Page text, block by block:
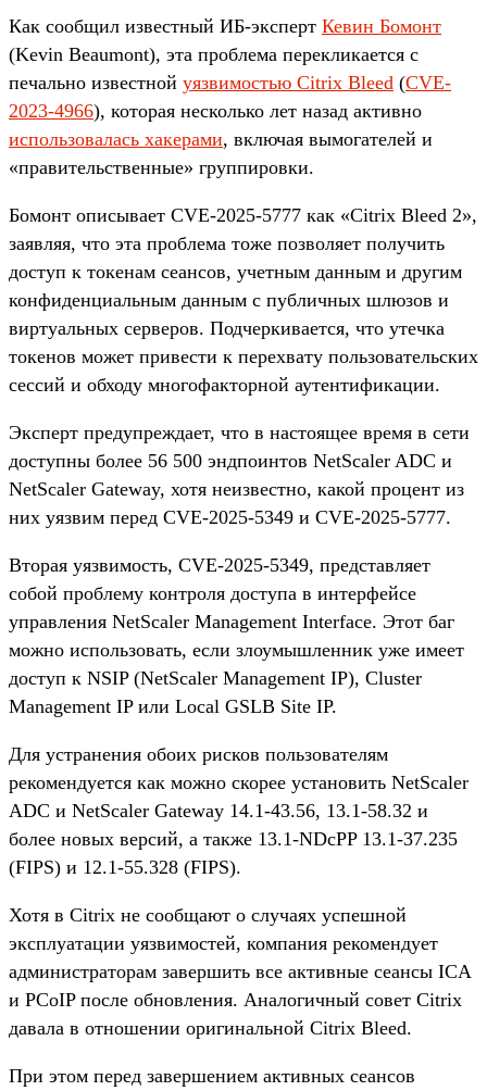
Как сообщил известный ИБ-эксперт Кевин Бомонт
(Kevin Beaumont), эта проблема перекликается с
печально известной уязвимостью Citrix Bleed (CVE-
2023-4966), которая несколько лет назад активно
использовалась хакерами, включая вымогателей и
«правительственные» группировки.
Бомонт описывает CVE-2025-5777 как «Citrix Bleed 2»,
заявляя, что эта проблема тоже позволяет получить
доступ к токенам сеансов, учетным данным и другим
конфиденциальным данным с публичных шлюзов и
виртуальных серверов. Подчеркивается, что утечка
токенов может привести к перехвату пользовательских
сессий и обходу многофакторной аутентификации.
Эксперт предупреждает, что в настоящее время в сети
доступны более 56 500 эндпоинтов NetScaler ADC и
NetScaler Gateway, хотя неизвестно, какой процент из
них уязвим перед CVE-2025-5349 и CVE-2025-5777.
Вторая уязвимость, CVE-2025-5349, представляет
собой проблему контроля доступа в интерфейсе
управления NetScaler Management Interface. Этот баг
можно использовать, если злоумышленник уже имеет
доступ к NSIP (NetScaler Management IP), Cluster
Management IP или Local GSLB Site IP.
Для устранения обоих рисков пользователям
рекомендуется как можно скорее установить NetScaler
ADC и NetScaler Gateway 14.1-43.56, 13.1-58.32 и
более новых версий, а также 13.1-NDcPP 13.1-37.235
(FIPS) и 12.1-55.328 (FIPS).
Хотя в Citrix не сообщают о случаях успешной
эксплуатации уязвимостей, компания рекомендует
администраторам завершить все активные сеансы ICA
и PCoIP после обновления. Аналогичный совет Citrix
давала в отношении оригинальной Citrix Bleed.
При этом перед завершением активных сеансов